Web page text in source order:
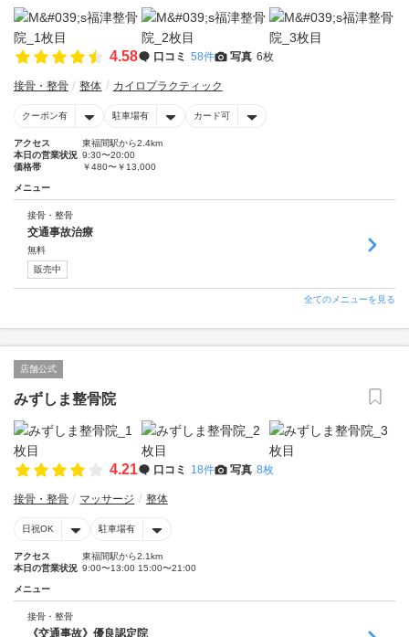
4.58 口コミ 58件 写真 6枚
接骨・整骨 整体 カイロプラクティック
クーポン有 駐車場有 カード可
アクセス
東福間駅から2.4km
本日の営業状況 9:30〜20:00
価格帯
￥480〜￥13,000
メニュー
接骨・整骨
交通事故治療
無料
販売中
全てのメニューを見る
店舗公式
みずしま整骨院
4.21 口コミ 18件 写真 8枚
接骨・整骨 マッサージ 整体
日祝OK 駐車場有
アクセス
東福間駅から2.1km
本日の営業状況 9:00〜13:00 15:00〜21:00
メニュー
接骨・整骨
《交通事故》優良認定院